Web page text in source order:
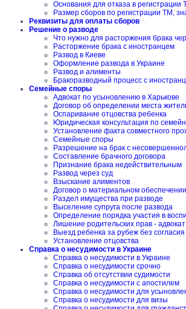
Основания для отказа в регистрации
Размер сборов по регистрации ТМ,
Реквизиты для оплаты сборов
Решение о разводе
Что нужно для расторжения брака
Расторжение брака с иностранцем
Развод в Киеве
Оформление развода в Украине
Развод и алименты
Бракоразводный процесс с
Семейные споры
Адвокат по усыновлению в Харькове
Договор об определении места
Оспаривание отцовства ребенка
Юридическая консультация по
Установление факта совместного
Семейные споры
Разрешение на брак с
Составление брачного договора
Признание брака недействительным
Развод через суд
Взыскание алиментов
Договор о материальном
Раздел имущества при разводе
Выселение супруга после развода
Определение порядка участия в
Лишение родительских прав - адвокат
Выезд ребенка за рубеж без
Установление отцовства
Справка о несудимости в Украине
Справка о несудимости в Украине
Справка о несудимости срочно
Справка об отсутствии судимости
Справка о несудимости с апостилем
Справка о несудимости для
Справка о несудимости для визы